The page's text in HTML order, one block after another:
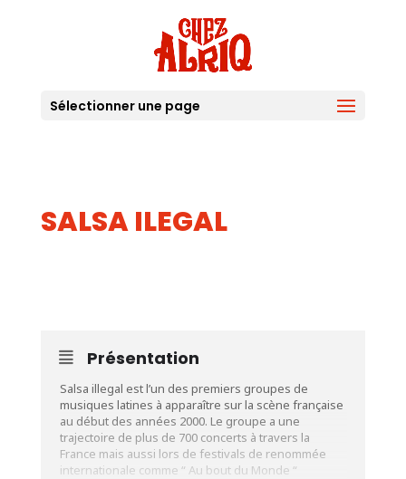
Sélectionner une page
SALSA ILEGAL
Présentation
Salsa illegal est l’un des premiers groupes de
musiques latines à apparaître sur la scène française
au début des années 2000. Le groupe a une
trajectoire de plus de 700 concerts à travers la
France mais aussi lors de festivals de renommée
internationale comme “ Au bout du Monde “